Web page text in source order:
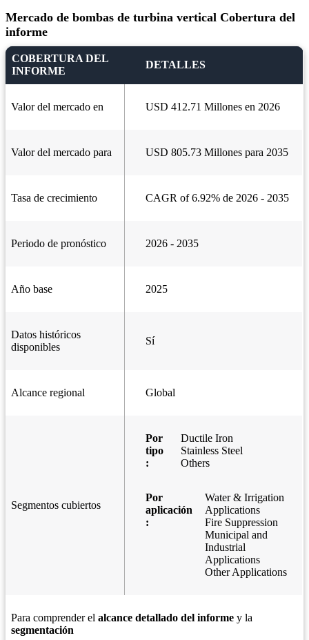
Mercado de bombas de turbina vertical Cobertura del
informe
COBERTURA DEL
INFORME
DETALLES
Valor del mercado en USD 412.71 Millones en 2026
Valor del mercado para USD 805.73 Millones para 2035
Tasa de crecimiento CAGR of 6.92% de 2026 - 2035
Periodo de pronóstico 2026 - 2035
Año base 2025
Datos históricos
disponibles
Sí
Alcance regional Global
Segmentos cubiertos
Por
tipo
:
Ductile Iron
Stainless Steel
Others
Por
aplicación
:
Water & Irrigation
Applications
Fire Suppression
Municipal and
Industrial
Applications
Other Applications
Para comprender el alcance detallado del informe y la
segmentación